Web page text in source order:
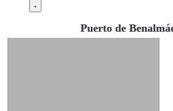
Puerto de